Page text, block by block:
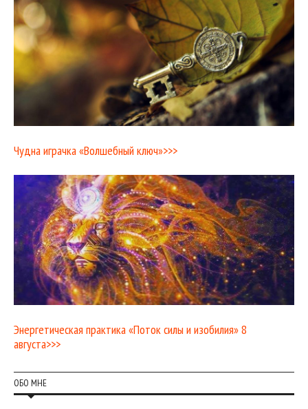
Чудна играчка «Волшебный ключ»>>>
Энергетическая практика «Поток силы и изобилия» 8
августа>>>
ОБО МНЕ